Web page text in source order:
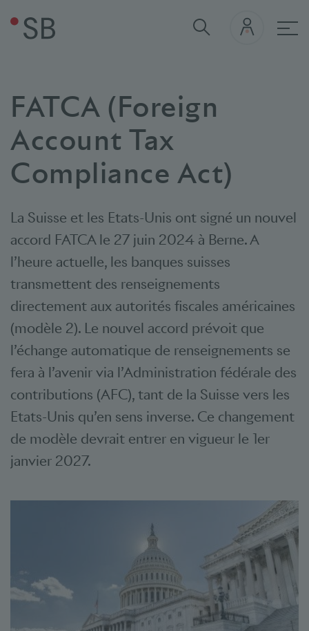
FATCA (Foreign
Account Tax
Compliance Act)
La Suisse et les Etats-Unis ont signé un nouvel
accord FATCA le 27 juin 2024 à Berne. A
l’heure actuelle, les banques suisses
transmettent des renseignements
directement aux autorités fiscales américaines
(modèle 2). Le nouvel accord prévoit que
l’échange automatique de renseignements se
fera à l’avenir via l’Administration fédérale des
contributions (AFC), tant de la Suisse vers les
Etats-Unis qu’en sens inverse. Ce changement
de modèle devrait entrer en vigueur le 1er
janvier 2027.